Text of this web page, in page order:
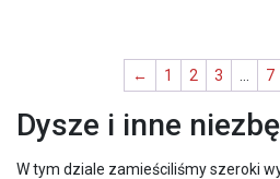
← 1 2 3 7
Dysze i inne
W tym dziale zamieściliśmy szeroki